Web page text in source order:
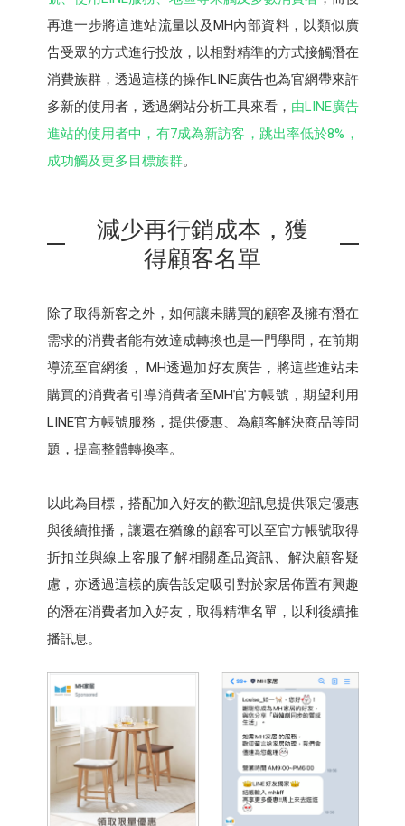
再進一步將這進站流量以及MH內部資料，以類似廣
告受眾的方式進行投放，以相對精準的方式接觸潛在
消費族群，透過這樣的操作LINE廣告也為官網帶來許
多新的使用者，透過網站分析工具來看， 由LINE廣告
進站的使用者中，有7成為新訪客，跳出率低於8%，
成功觸及更多目標族群。
減少再行銷成本，獲
得顧客名單
除了取得新客之外，如何讓未購買的顧客及擁有潛在
需求的消費者能有效達成轉換也是一門學問，在前期
導流至官網後， MH透過加好友廣告，將這些進站未
購買的消費者引導消費者至MH官方帳號，期望利用
LINE官方帳號服務，提供優惠、為顧客解決商品等問
題，提高整體轉換率。
以此為目標，搭配加入好友的歡迎訊息提供限定優惠
與後續推播，讓還在猶豫的顧客可以至官方帳號取得
折扣並與線上客服了解相關產品資訊、解決顧客疑
慮，亦透過這樣的廣告設定吸引對於家居佈置有興趣
的潛在消費者加入好友，取得精準名單，以利後續推
播訊息。